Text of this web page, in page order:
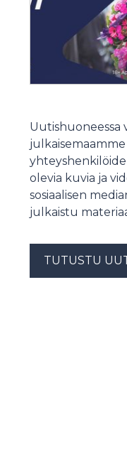
olevia kuvia ja
sosiaalisen
julkaistu
TUTUSTU